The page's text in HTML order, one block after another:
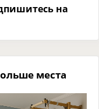
на
места